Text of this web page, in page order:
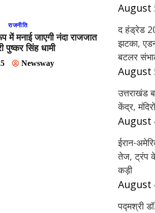
राजनीति
मनाई जाएगी नंदा राजजात
पुष्कर सिंह धामी
Newsway
August
द हंड्रेड
झटका,
बटलर
August
उत्तराखंड
केंद्र,
August
ईरान-
तेज, ट्रंप
कड़ी
August
पद्मश्री